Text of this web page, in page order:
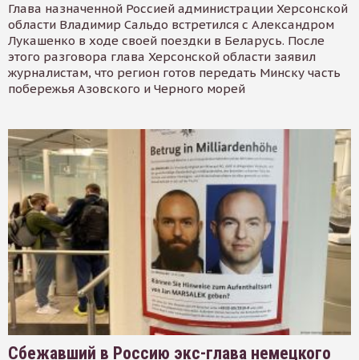
Глава назначенной Россией администрации Херсонской
области Владимир Сальдо встретился с Александром
Лукашенко в ходе своей поездки в Беларусь. После
этого разговора глава Херсонской области заявил
журналистам, что регион готов передать Минску часть
побережья Азовского и Черного морей
Сбежавший в Россию экс-глава немецкого